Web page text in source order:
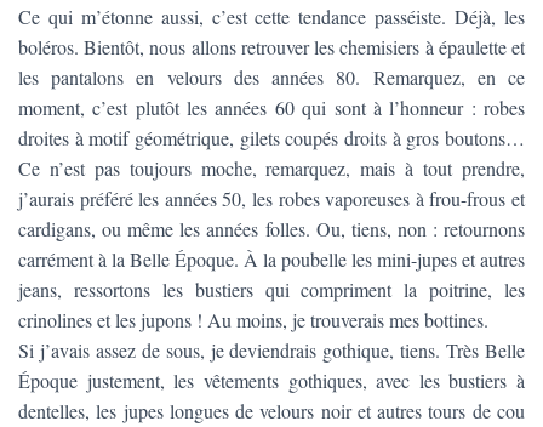
Ce qui m’étonne aussi, c’est cette tendance passéiste. Déjà, les
boléros. Bientôt, nous allons retrouver les chemisiers à épaulette et
les pantalons en velours des années 80. Remarquez, en ce
moment, c’est plutôt les années 60 qui sont à l’honneur : robes
droites à motif géométrique, gilets coupés droits à gros boutons…
Ce n’est pas toujours moche, remarquez, mais à tout prendre,
j’aurais préféré les années 50, les robes vaporeuses à frou-frous et
cardigans, ou même les années folles. Ou, tiens, non : retournons
carrément à la Belle Époque. À la poubelle les mini-jupes et autres
jeans, ressortons les bustiers qui compriment la poitrine, les
crinolines et les jupons ! Au moins, je trouverais mes bottines.
Si j’avais assez de sous, je deviendrais gothique, tiens. Très Belle
Époque justement, les vêtements gothiques, avec les bustiers à
dentelles, les jupes longues de velours noir et autres tours de cou